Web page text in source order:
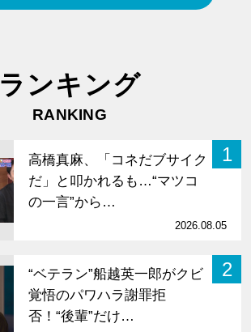
ランキング
RANKING
1
高橋真麻、「コネだブサイク
だ」と叩かれるも…“マツコ
の一言”から…
2026.08.05
2
“ベテラン”船越英一郎がクビ
覚悟のパワハラ謝罪拒
否！“後輩”だけ…